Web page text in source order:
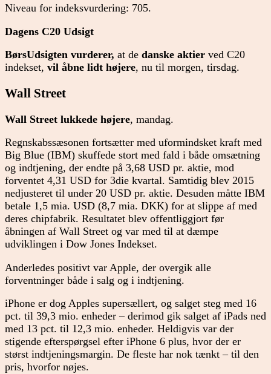
Niveau for indeksvurdering: 705.
Dagens C20 Udsigt
BørsUdsigten vurderer, at de danske aktier ved C20
indekset, vil åbne lidt højere, nu til morgen, tirsdag.
Wall Street
Wall Street lukkede højere, mandag.
Regnskabssæsonen fortsætter med uformindsket kraft med
Big Blue (IBM) skuffede stort med fald i både omsætning
og indtjening, der endte på 3,68 USD pr. aktie, mod
forventet 4,31 USD for 3die kvartal. Samtidig blev 2015
nedjusteret til under 20 USD pr. aktie. Desuden måtte IBM
betale 1,5 mia. USD (8,7 mia. DKK) for at slippe af med
deres chipfabrik. Resultatet blev offentliggjort før
åbningen af Wall Street og var med til at dæmpe
udviklingen i Dow Jones Indekset.
Anderledes positivt var Apple, der overgik alle
forventninger både i salg og i indtjening.
iPhone er dog Apples supersællert, og salget steg med 16
pct. til 39,3 mio. enheder – derimod gik salget af iPads ned
med 13 pct. til 12,3 mio. enheder. Heldigvis var der
stigende efterspørgsel efter iPhone 6 plus, hvor der er
størst indtjeningsmargin. De fleste har nok tænkt – til den
pris, hvorfor nøjes.